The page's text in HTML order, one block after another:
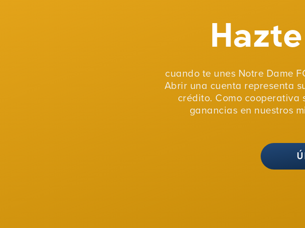
cuando te unes Notre Dame
Abrir una cuenta representa
crédito. Como cooperativa
ganancias en nuestros